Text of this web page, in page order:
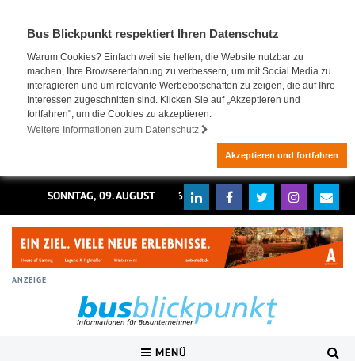
Bus Blickpunkt respektiert Ihren Datenschutz
Warum Cookies? Einfach weil sie helfen, die Website nutzbar zu
machen, Ihre Browsererfahrung zu verbessern, um mit Social Media zu
interagieren und um relevante Werbebotschaften zu zeigen, die auf Ihre
Interessen zugeschnitten sind. Klicken Sie auf „Akzeptieren und
fortfahren", um die Cookies zu akzeptieren.
Weitere Informationen zum Datenschutz
Akzeptieren und fortfahren
SONNTAG, 09. AUGUST 2026
ANZEIGE
MENÜ